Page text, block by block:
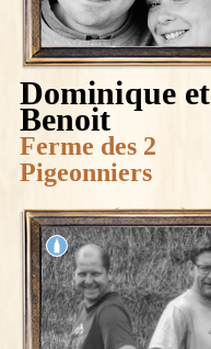
Dominique et
Benoit
Ferme des 2
Pigeonniers